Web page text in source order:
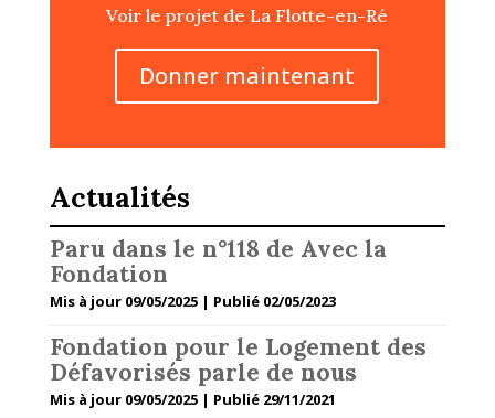
Voir le projet de La Flotte-en-Ré
Donner maintenant
Actualités
Paru dans le n°118 de Avec la
Fondation
Mis à jour 09/05/2025 | Publié 02/05/2023
Fondation pour le Logement des
Défavorisés parle de nous
Mis à jour 09/05/2025 | Publié 29/11/2021